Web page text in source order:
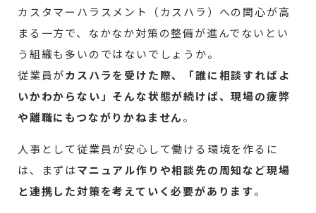
カスタマーハラスメント（カスハラ）への関心が高
まる一方で、なかなか対策の整備が進んでないとい
う組織も多いのではないでしょうか。
従業員がカスハラを受けた際、「誰に相談すればよ
いかわからない」そんな状態が続けば、現場の疲弊
や離職にもつながりかねません 。
人事として従業員が安心して働ける環境を作るに
は、まずは マニュアル作りや相談先の周知など現場
と連携した対策を考えていく必要があります。